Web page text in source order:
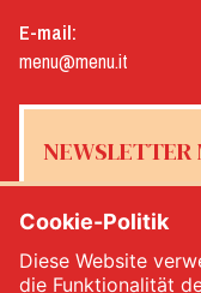
E-mail:
menu@menu.it
NEWSLETTER
Ja, ich möchte
Cookie-Politik
Diese Website
die Funktionalität